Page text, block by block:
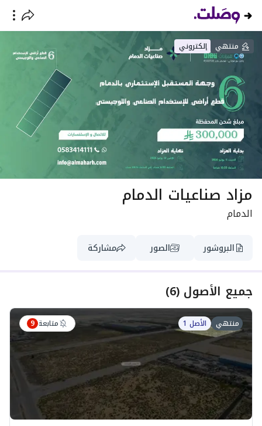
منتهي إلكتروني
مزاد صناعيات الدمام
الدمام
البروشور الصور مشاركة
جميع الأصول (
6
)
منتهي الأصل 1 متابعة 9